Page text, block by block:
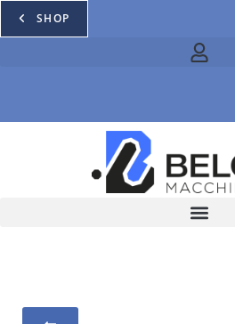
SHOP